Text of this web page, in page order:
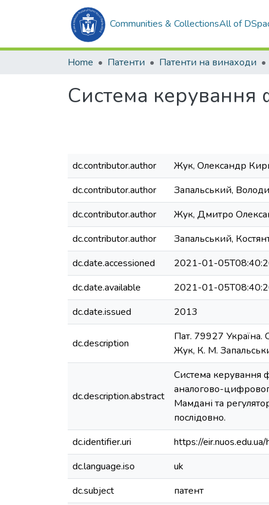
Communities & CollectionsAll of
Home Патенти Патенти на винаходи
Система керування
dc.contributor.author
Жук, Олександр
dc.contributor.author
Запальський,
dc.contributor.author
Жук, Дмитро
dc.contributor.author
Запальський,
dc.date.accessioned
2021-01-
dc.date.available
2021-01-
dc.date.issued
2013
dc.description
Пат. 79927
Жук, К. М.
dc.description.abstract
Система керування
аналогово-
Мамдані та
послідовно.
dc.identifier.uri
https://
dc.language.iso
uk
dc.subject
патент